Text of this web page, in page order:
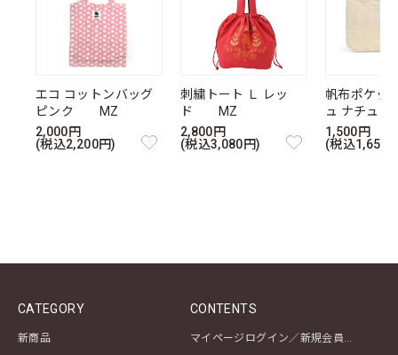
エコ コットンバッグ
ピンク MZ
2,000円
(税込2,200円)
刺繍トート Ｌ レッ
ド MZ
2,800円
(税込3,080円)
帆布ポケッ
ュ ナチュ
1,500円
(税込1,650
CATEGORY
新商品
CONTENTS